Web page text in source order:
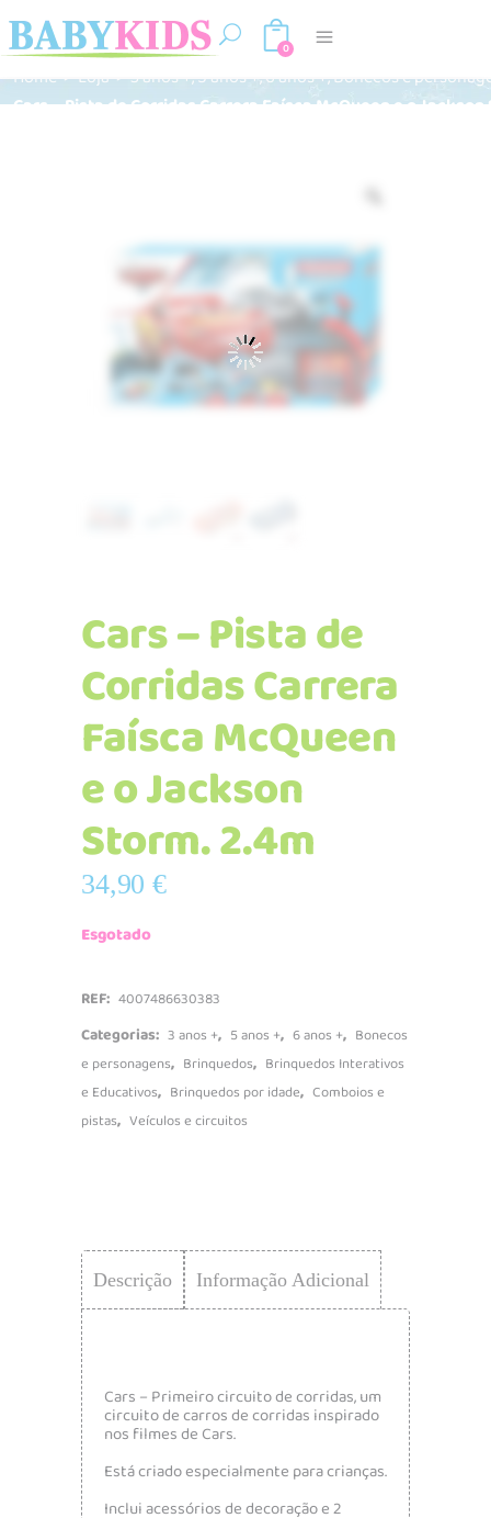
0
Home>Loja>3 anos +,5 anos +,6 anos +,Bonecos e
Cars – Pista de Corridas Carrera Faísca McQueen e o Jackson
Cars – Pista de
Corridas Carrera
Faísca McQueen
e o Jackson
Storm. 2.4m
34,90€
Esgotado
REF: 4007486630383
Categorias: 3 anos +, 5 anos +, 6 anos +, Bonecos
e personagens, Brinquedos, Brinquedos Interativos
e Educativos, Brinquedos por idade, Comboios e
pistas, Veículos e circuitos
Descrição Informação Adicional
Cars – Primeiro circuito de corridas, um
circuito de carros de corridas inspirado
nos filmes de Cars.
Está criado especialmente para crianças.
Inclui acessórios de decoração e 2